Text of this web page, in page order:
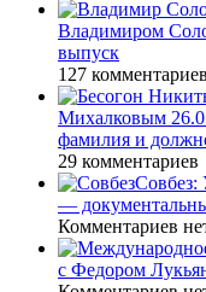
Владимиром
выпуск
127 комментариев
Михалковым
фамилия и
29 комментариев
Совбез:
—
Комментариев
с Федором